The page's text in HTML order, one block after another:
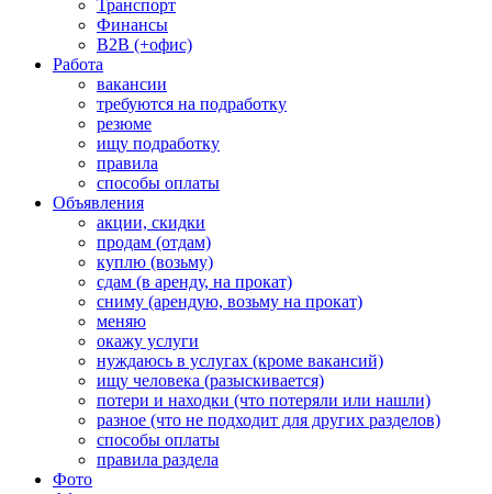
Транспорт
Финансы
B2B (+офис)
Работа
вакансии
требуются на подработку
резюме
ищу подработку
правила
способы оплаты
Объявления
акции, скидки
продам (отдам)
куплю (возьму)
сдам (в аренду, на прокат)
сниму (арендую, возьму на прокат)
меняю
окажу услуги
нуждаюсь в услугах (кроме вакансий)
ищу человека (разыскивается)
потери и находки (что потеряли или нашли)
разное (что не подходит для других разделов)
способы оплаты
правила раздела
Фото